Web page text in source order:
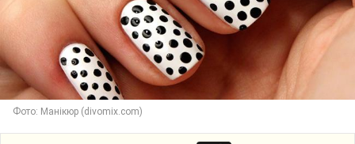
Фото: Манікюр (divomix.com)